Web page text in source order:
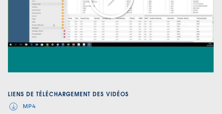
Play
Video
LIENS DE TÉLÉCHARGEMENT DES VIDÉOS
MP4